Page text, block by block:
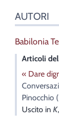
AUTORI
Babilonia
Articoli
« Dare
Pinocchio
Uscito in K,